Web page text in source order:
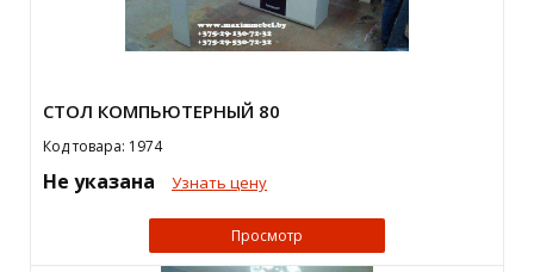
СТОЛ КОМПЬЮТЕРНЫЙ 80
Код товара: 1974
Не указана Узнать цену
Просмотр